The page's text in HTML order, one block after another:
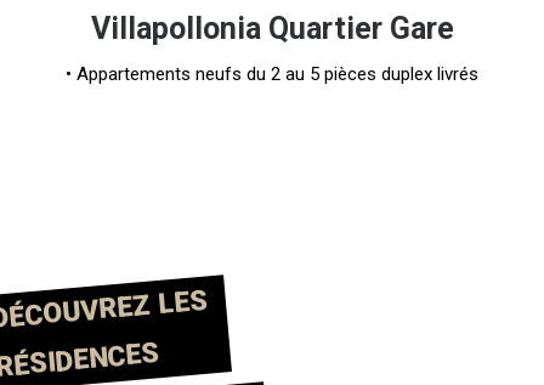
Villapollonia Quartier Gare
• Appartements neufs du 2 au 5 pièces duplex livrés
LES